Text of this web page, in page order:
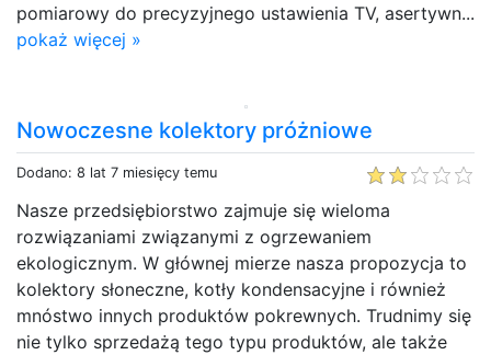
pomiarowy do precyzyjnego ustawienia TV, asertywn...
pokaż więcej »
Nowoczesne kolektory próżniowe
Dodano: 8 lat 7 miesięcy temu
Nasze przedsiębiorstwo zajmuje się wieloma
rozwiązaniami związanymi z ogrzewaniem
ekologicznym. W głównej mierze nasza propozycja to
kolektory słoneczne, kotły kondensacyjne i również
mnóstwo innych produktów pokrewnych. Trudnimy się
nie tylko sprzedażą tego typu produktów, ale także